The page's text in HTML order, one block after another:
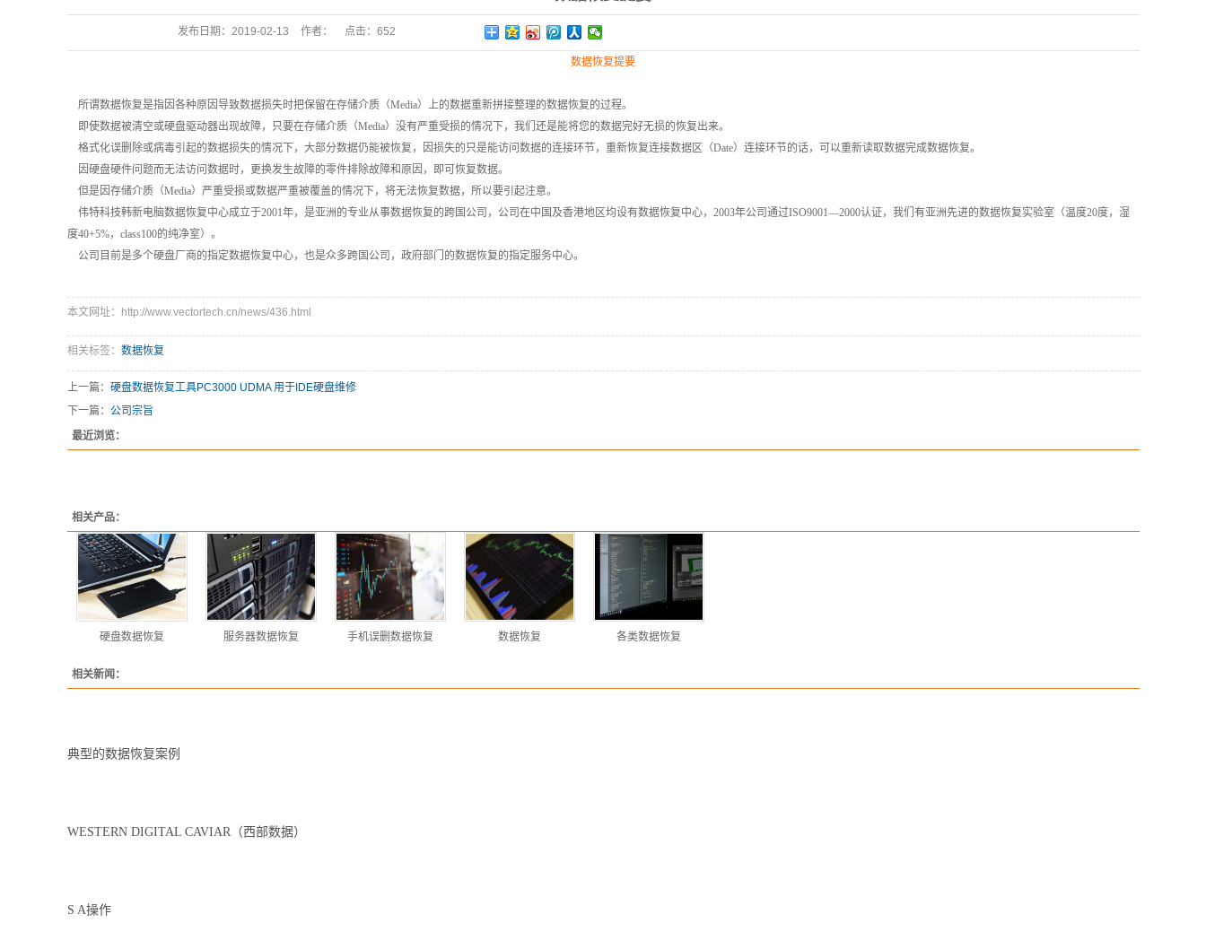
发布日期： 2019-02-13 作者： 点击： 652
数据恢复提要
所谓数据恢复是指因各种原因导致数据损失时把保留在存储介质（Media）上的数据重新拼接整理的数据恢复的过程。
即使数据被清空或硬盘驱动器出现故障，只要在存储介质（Media）没有严重受损的情况下，我们还是能将您的数据完好无损的恢复出来。
格式化误删除或病毒引起的数据损失的情况下，大部分数据仍能被恢复，因损失的只是能访问数据的连接环节，重新恢复连接数据区（Date）连接环节的话，可以重新读取数据完成数据恢复。
因硬盘硬件问题而无法访问数据时，更换发生故障的零件排除故障和原因，即可恢复数据。
但是因存储介质（Media）严重受损或数据严重被覆盖的情况下，将无法恢复数据，所以要引起注意。
伟特科技韩新电脑数据恢复中心成立于2001年，是亚洲的专业从事数据恢复的跨国公司，公司在中国及香港地区均设有数据恢复中心，2003年公司通过ISO9001—2000认证，我们有亚洲先进的数据恢复实验室（温度20度，湿
度40+5%，class100的纯净室）。
公司目前是多个硬盘厂商的指定数据恢复中心，也是众多跨国公司，政府部门的数据恢复的指定服务中心。
本文网址：http://www.vectortech.cn/news/436.html
相关标签： 数据恢复
上一篇： 硬盘数据恢复工具PC3000 UDMA 用于IDE硬盘维修
下一篇： 公司宗旨
最近浏览：
相关产品：
硬盘数据恢复 服务器数据恢复 手机误删数据恢复 数据恢复 各类数据恢复
相关新闻：
典型的数据恢复案例
WESTERN DIGITAL CAVIAR（西部数据）
S A操作